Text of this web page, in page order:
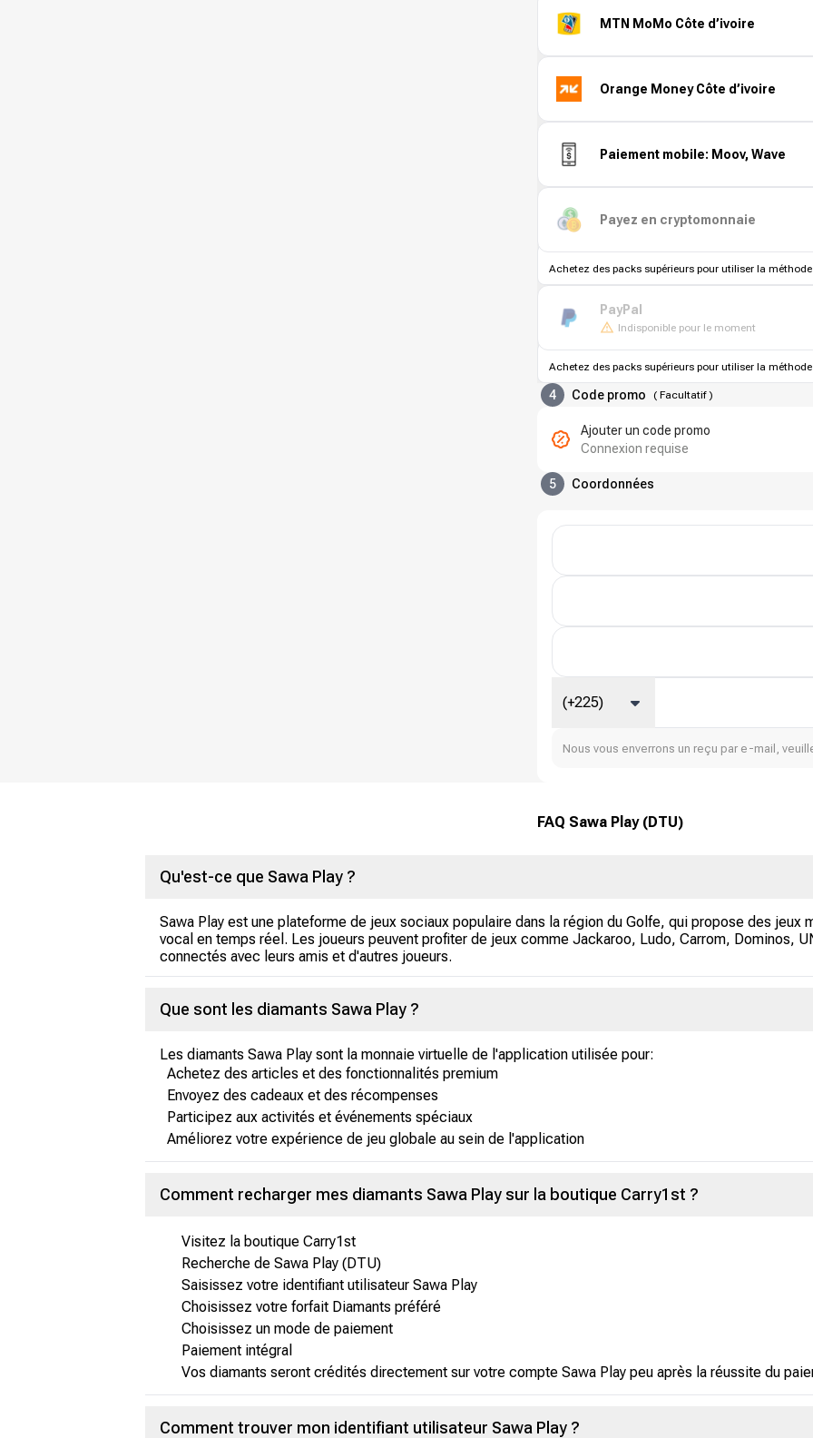
MTN MoMo Côte d’ivoire
Orange Money Côte d’ivoire
Paiement mobile: Moov, Wave
Payez en cryptomonnaie
Achetez des packs supérieurs pour utiliser la méthode
PayPal
Indisponible pour le moment
Achetez des packs supérieurs pour utiliser la méthode
4 Code promo ( Facultatif)
Ajouter un code promo
Connexion requise
5 Coordonnées
(+225)
Nous vous enverrons un reçu par e-mail,
FAQ Sawa Play (DTU)
Qu'est-ce que Sawa Play ?
Sawa Play est une plateforme de jeux sociaux populaire dans la région du Golfe, qui propose des jeux
vocal en temps réel. Les joueurs peuvent profiter de jeux comme Jackaroo, Ludo, Carrom, Dominos,
connectés avec leurs amis et d'autres joueurs.
Que sont les diamants Sawa Play ?
Les diamants Sawa Play sont la monnaie virtuelle de l'application utilisée pour:
Achetez des articles et des fonctionnalités premium
Envoyez des cadeaux et des récompenses
Participez aux activités et événements spéciaux
Améliorez votre expérience de jeu globale au sein de l'application
Comment recharger mes diamants Sawa Play sur la boutique Carry1st ?
Visitez la boutique Carry1st
Recherche de Sawa Play (DTU)
Saisissez votre identifiant utilisateur Sawa Play
Choisissez votre forfait Diamants préféré
Choisissez un mode de paiement
Paiement intégral
Vos diamants seront crédités directement sur votre compte Sawa Play peu après la réussite du
Comment trouver mon identifiant utilisateur Sawa Play ?